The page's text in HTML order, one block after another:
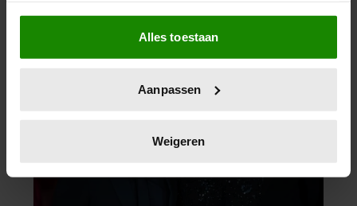
Als u het toestaat, willen we ook graag:
Informatie verzamelen over uw geografische
locatie, die tot een paar meter nauwkeurig kan zijn
scannen op specifieke eigenschappen (fingerprinting)
verwerkt en stel uw voorkeuren in het
intrekken in de Cookieverklaring.
Alles toestaan
Aanpassen
Weigeren